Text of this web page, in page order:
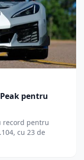
pentru
record pentru
cu 23 de